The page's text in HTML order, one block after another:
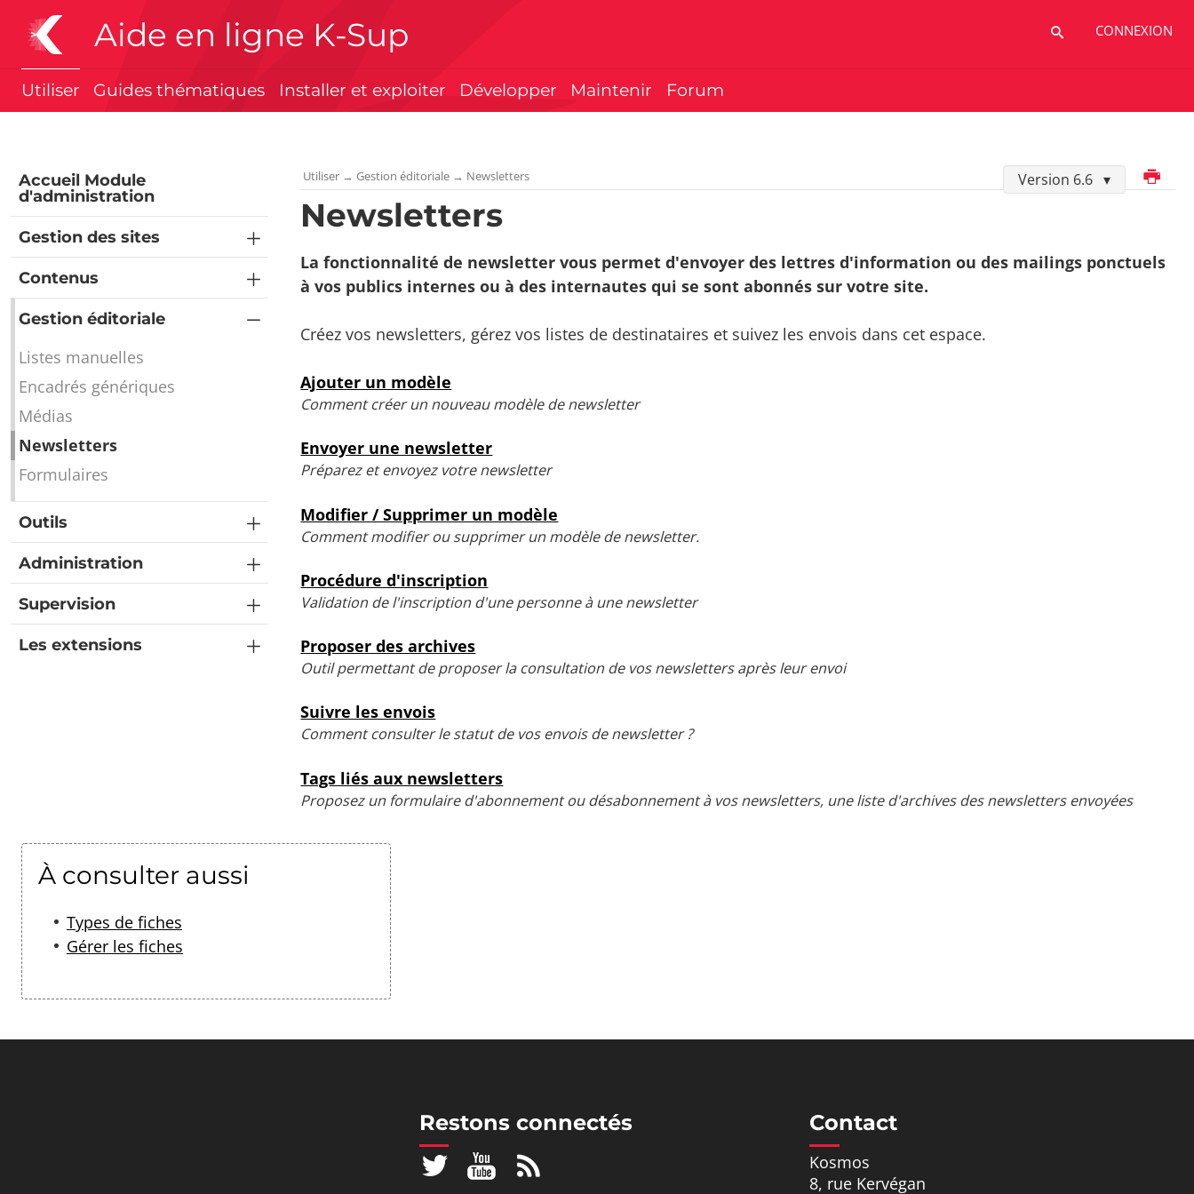
Aide en ligne K-Sup CONNEXION
Utiliser Guides thématiques Installer et exploiter Développer Maintenir Forum
Accueil Module
d'administration
Gestion des sites
Contenus
Gestion éditoriale
Listes manuelles
Encadrés génériques
Médias
Newsletters
Formulaires
Outils
Administration
Supervision
Les extensions
Version 6.6Imprimer
Utiliser →Gestion éditoriale → Newsletters
Newsletters
La fonctionnalité de newsletter vous permet d'envoyer des lettres d'information ou des mailings ponctuels
à vos publics internes ou à des internautes qui se sont abonnés sur votre site.
Créez vos newsletters, gérez vos listes de destinataires et suivez les envois dans cet espace.
Ajouter un modèle
Comment créer un nouveau modèle de newsletter
Envoyer une newsletter
Préparez et envoyez votre newsletter
Modifier / Supprimer un modèle
Comment modifier ou supprimer un modèle de newsletter.
Procédure d'inscription
Validation de l'inscription d'une personne à une newsletter
Proposer des archives
Outil permettant de proposer la consultation de vos newsletters après leur envoi
Suivre les envois
Comment consulter le statut de vos envois de newsletter ?
Tags liés aux newsletters
Proposez un formulaire d'abonnement ou désabonnement à vos newsletters, une liste d'archives des newsletters envoyées
À consulter aussi
Types de fiches
Gérer les fiches
Restons connectés Contact
Kosmos
8, rue Kervégan